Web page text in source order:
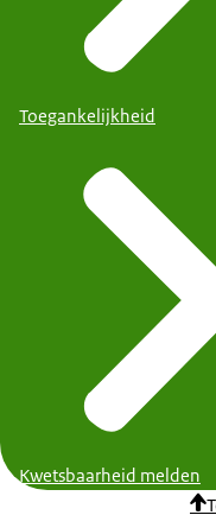
Toegankelijkheid
Kwetsbaarheid melden